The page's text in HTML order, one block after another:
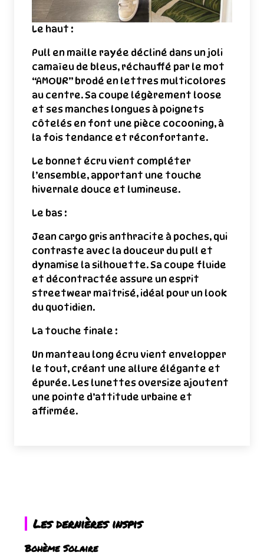
Le haut :
Pull en maille rayée décliné dans un joli
camaïeu de bleus, réchauffé par le mot
“AMOUR” brodé en lettres multicolores
au centre. Sa coupe légèrement loose
et ses manches longues à poignets
côtelés en font une pièce cocooning, à
la fois tendance et réconfortante.
Le bonnet écru vient compléter
l’ensemble, apportant une touche
hivernale douce et lumineuse.
Le bas :
Jean cargo gris anthracite à poches, qui
contraste avec la douceur du pull et
dynamise la silhouette. Sa coupe fluide
et décontractée assure un esprit
streetwear maîtrisé, idéal pour un look
du quotidien.
La touche finale :
Un manteau long écru vient envelopper
le tout, créant une allure élégante et
épurée. Les lunettes oversize ajoutent
une pointe d’attitude urbaine et
affirmée.
Les dernières inspis
Bohème Solaire